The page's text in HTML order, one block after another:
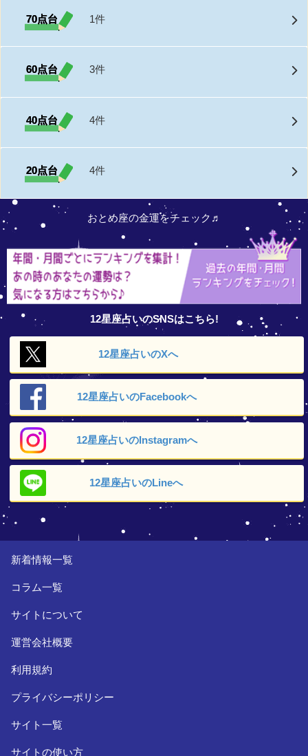
70点台 1件
60点台 3件
40点台 4件
20点台 4件
おとめ座の金運をチェック♬
12星座占いのSNSはこちら!
12星座占いのXへ
12星座占いのFacebookへ
12星座占いのInstagramへ
12星座占いのLineへ
新着情報一覧
コラム一覧
サイトについて
運営会社概要
利用規約
プライバシーポリシー
サイト一覧
サイトの使い方